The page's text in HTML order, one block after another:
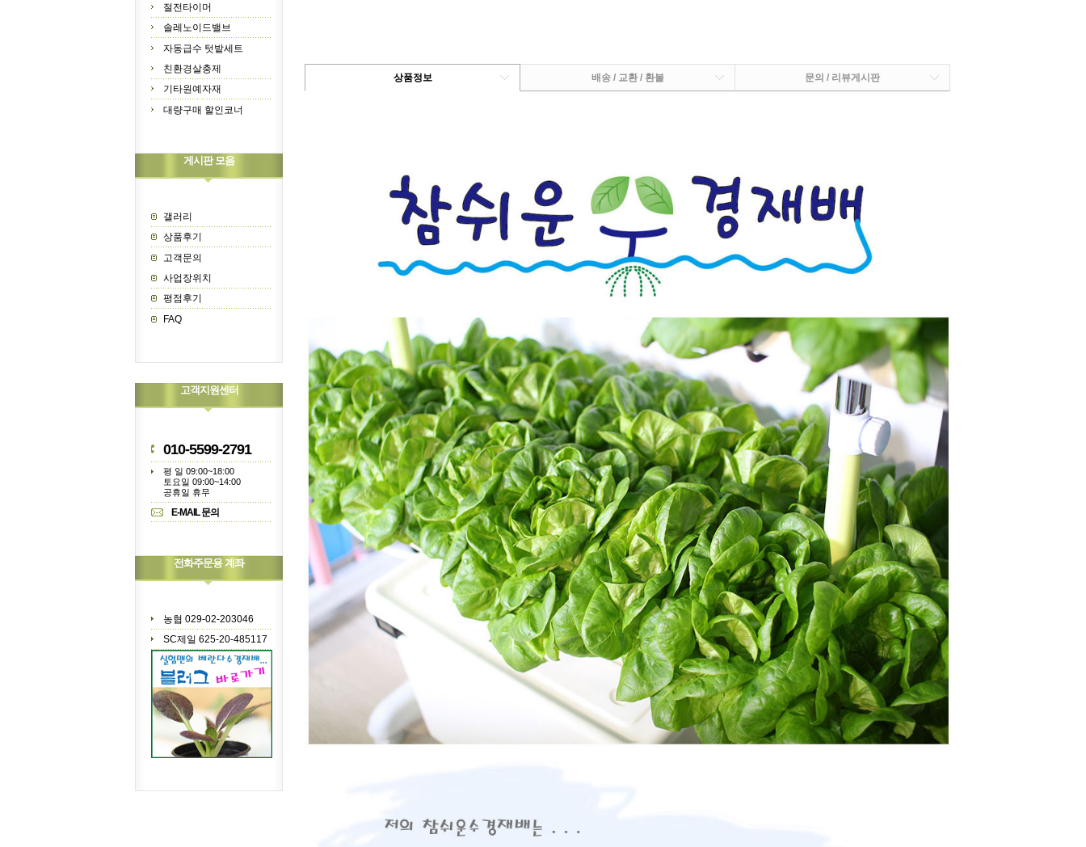
절전타이머
솔레노이드밸브
자동급수 텃밭세트
친환경살충제
기타원예자재
대량구매 할인코너
게시판 모음
갤러리
상품후기
고객문의
사업장위치
평점후기
FAQ
고객지원센터
010-5599-2791
평 일 09:00~18:00
토요일 09:00~14:00
공휴일 휴무
E-MAIL 문의
전화주문용 계좌
농협 029-02-203046
SC제일 625-20-485117
상품정보 배송 / 교환 / 환불 문의 / 리뷰게시판